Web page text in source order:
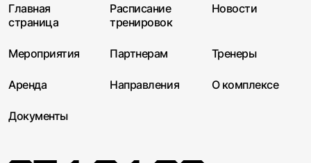
Главная
страница
Расписание
тренировок
Новости
Мероприятия Партнерам Тренеры
Аренда Направления О комплексе
Документы